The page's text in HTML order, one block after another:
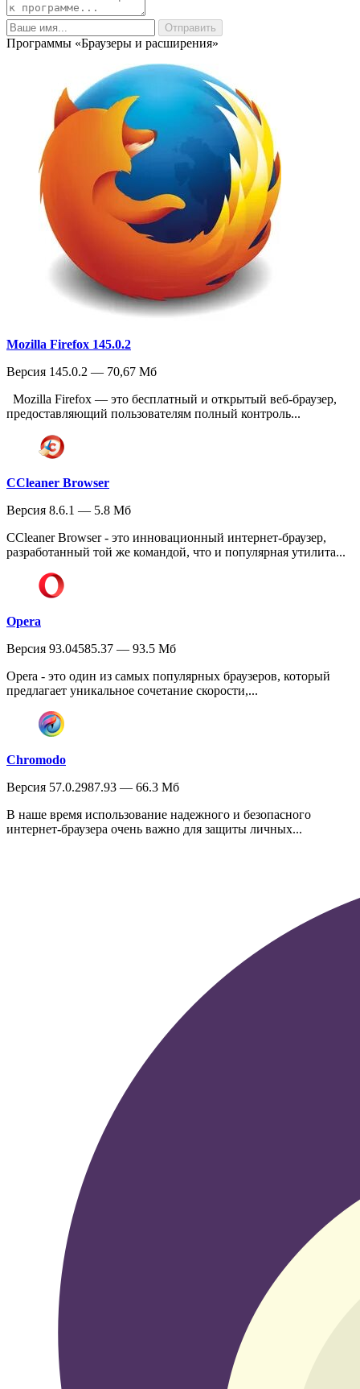
Программы «Браузеры и расширения»
Mozilla Firefox 145.0.2
Версия 145.0.2 — 70,67 Мб
Mozilla Firefox — это бесплатный и открытый веб-браузер,
предоставляющий пользователям полный контроль...
CCleaner Browser
Версия 8.6.1 — 5.8 Мб
CCleaner Browser - это инновационный интернет-браузер,
разработанный той же командой, что и популярная утилита...
Opera
Версия 93.04585.37 — 93.5 Мб
Opera - это один из самых популярных браузеров, который
предлагает уникальное сочетание скорости,...
Chromodo
Версия 57.0.2987.93 — 66.3 Мб
В наше время использование надежного и безопасного
интернет-браузера очень важно для защиты личных...